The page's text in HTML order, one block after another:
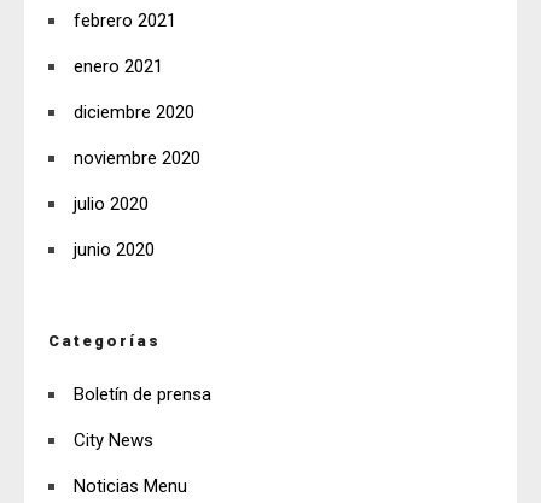
febrero 2021
enero 2021
diciembre 2020
noviembre 2020
julio 2020
junio 2020
Categorías
Boletín de prensa
City News
Noticias Menu